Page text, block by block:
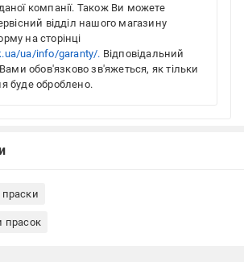
компанії. Також Ви можете
відділ нашого магазину
на сторінці
ua/info/garanty/. Відповідальний
обов'язково зв'яжеться, як тільки
буде оброблено.
прасок